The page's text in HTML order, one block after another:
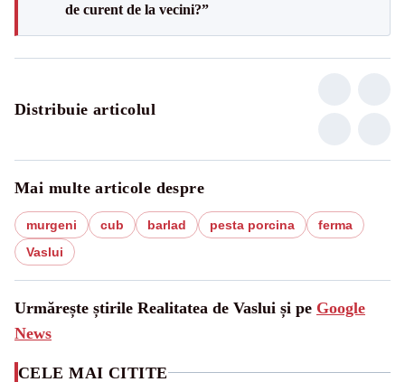
de curent de la vecini?”
Distribuie articolul
Mai multe articole despre
murgeni cub barlad pesta porcina
ferma
Vaslui
Urmărește știrile Realitatea de Vaslui și pe Google
News
CELE MAI CITITE